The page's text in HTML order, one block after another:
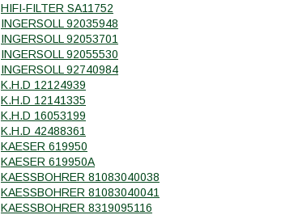
HIFI-FILTER SA11752
INGERSOLL 92035948
INGERSOLL 92053701
INGERSOLL 92055530
INGERSOLL 92740984
K.H.D 12124939
K.H.D 12141335
K.H.D 16053199
K.H.D 42488361
KAESER 619950
KAESER 619950A
KAESSBOHRER 81083040038
KAESSBOHRER 81083040041
KAESSBOHRER 8319095116